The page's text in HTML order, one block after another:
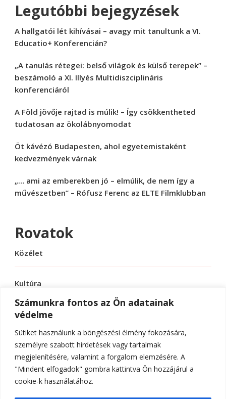
Számunkra fontos az Ön adatainak
védelme
Sütiket használunk a böngészési élmény fokozására,
személyre szabott hirdetések vagy tartalmak
megjelenítésére, valamint a forgalom elemzésére. A
"Mindent elfogadok" gombra kattintva Ön hozzájárul a
cookie-k használatához.
Legutóbbi bejegyzések
A hallgatói lét kihívásai – avagy mit tanultunk a VI.
Educatio+ Konferencián?
„A tanulás rétegei: belső világok és külső terepek” –
beszámoló a XI. Illyés Multidiszciplináris
konferenciáról
A Föld jövője rajtad is múlik! – Így csökkentheted
tudatosan az ökolábnyomodat
Öt kávézó Budapesten, ahol egyetemistaként
kedvezmények várnak
„… ami az emberekben jó – elmúlik, de nem így a
művészetben” – Rófusz Ferenc az ELTE Filmklubban
Rovatok
Közélet
Kultúra
Sport
Tudomány